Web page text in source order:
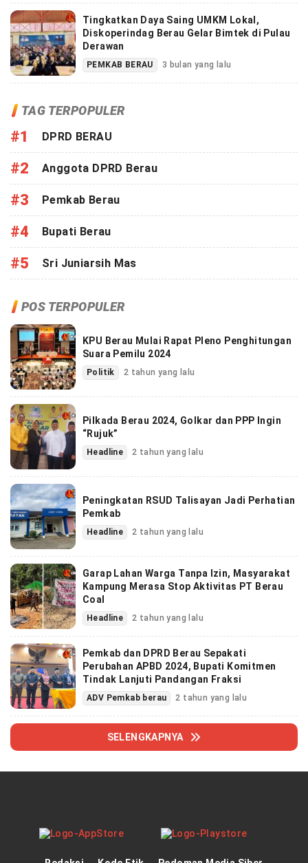
Tingkatkan Daya Saing UMKM Lokal,
Diskoperindag Berau Gelar Bimtek di Pulau
Derawan
PEMKAB BERAU 3 bulan yang lalu
TAG TERPOPULER
#1 DPRD BERAU
#2 Anggota DPRD Berau
#3 Pemkab Berau
#4 Bupati Berau
#5 Sri Juniarsih Mas
POS TERPOPULER
KPU Berau Mulai Rapat Pleno Penghitungan
Suara Pemilu 2024
Politik 2 tahun yang lalu
Pilkada Berau 2024, Golkar dan PPP Ingin
“Rujuk”
Headline 2 tahun yang lalu
Peningkatan RSUD Talisayan Jadi Perhatian
Pemkab
Headline 2 tahun yang lalu
Garap Lahan Warga Tanpa Izin, Masyarakat
Kampung Merasa Stop Aktivitas PT Berau
Coal
Headline 2 tahun yang lalu
Pemkab dan DPRD Berau Sepakati
Perubahan APBD 2024, Bupati Komitmen
Tindak Lanjuti Pandangan Fraksi
ADV Pemkab berau 2 tahun yang lalu
SELENGKAPNYA